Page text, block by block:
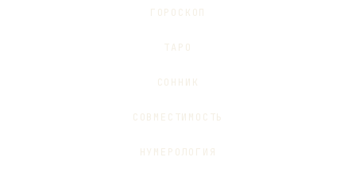
ГОРОСКОП
ТАРО
СОННИК
СОВМЕСТИМОСТЬ
НУМЕРОЛОГИЯ